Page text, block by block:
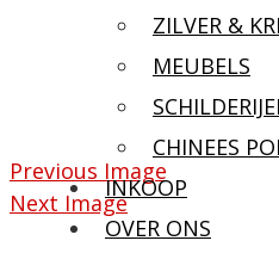
ZILVER &
MEUBELS
CHINEES
INKOOP
OVER ONS
Previous Image
Next Image